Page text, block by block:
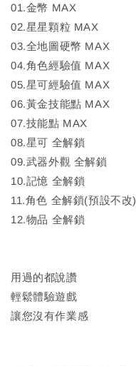
01.金幣 MAX
02.星星顆粒 MAX
03.全地圖硬幣 MAX
04.角色經驗值 MAX
05.星可經驗值 MAX
06.黃金技能點 MAX
07.技能點 MAX
08.星可 全解鎖
09.武器外觀 全解鎖
10.記憶 全解鎖
11.角色 全解鎖(預設不改)
12.物品 全解鎖
用過的都說讚
輕鬆體驗遊戲
讓您沒有作業感